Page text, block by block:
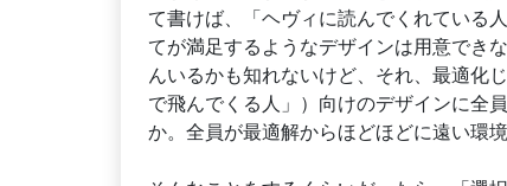
て書けば、「ヘヴィに読んでくれている
てが満足するようなデザインは用意でき
んいるかも知れないけど、それ、最適化
で飛んでくる人」）向けのデザインに全
か。全員が最適解からほどほどに遠い環